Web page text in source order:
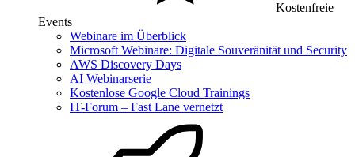
Kostenfreie
Events
Webinare im Überblick
Microsoft Webinare: Digitale Souveränität und Security
AWS Discovery Days
AI Webinarserie
Kostenlose Google Cloud Trainings
IT-Forum – Fast Lane vernetzt